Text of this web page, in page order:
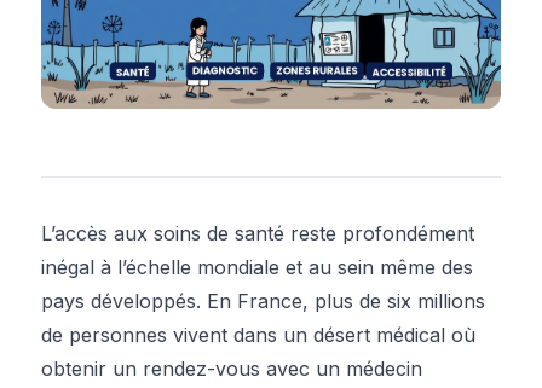
L’accès aux soins de santé reste profondément
inégal à l’échelle mondiale et au sein même des
pays développés. En France, plus de six millions
de personnes vivent dans un désert médical où
obtenir un rendez-vous avec un médecin